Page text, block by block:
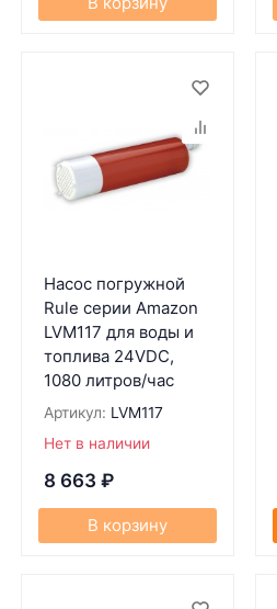
Насос погружной
Rule серии Amazon
LVM117 для воды и
топлива 24VDC,
1080 литров/час
Артикул: LVM117
Нет в наличии
8 663 ₽
В корзину